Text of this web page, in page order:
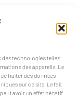
des technologies telles
des appareils. Le
traiter des données
sur ce site. Le fait
avoir un effet négatif